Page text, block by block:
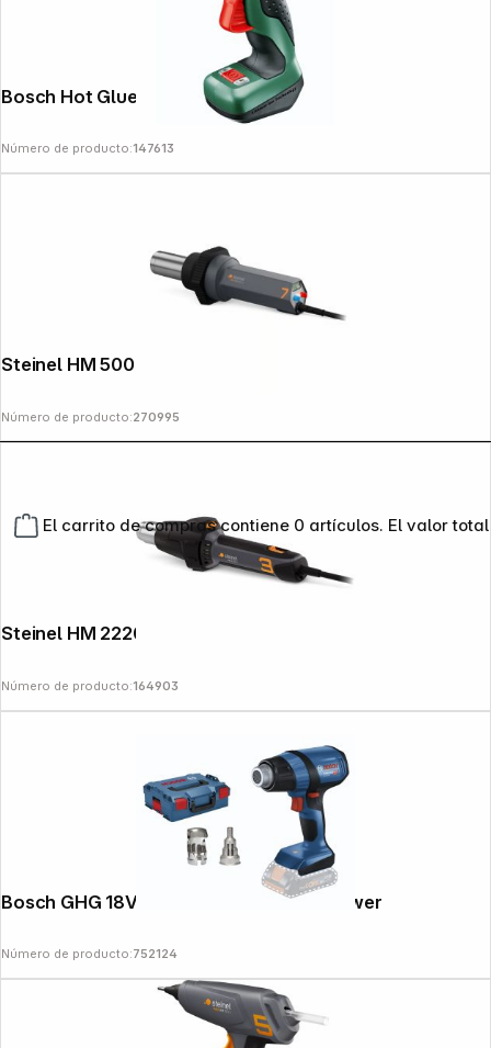
El carrito de compras contiene 0 artículos. El valor
Bosch Hot Glue Gun PKP 3,6
Número de producto:147613
Número de producto:270995
Número de producto:164903
Bosch GHG 18V-50 Cordless Hot Air Blower
Número de producto:752124